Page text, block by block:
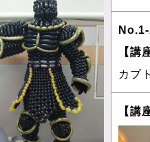
【講
カブ
【講